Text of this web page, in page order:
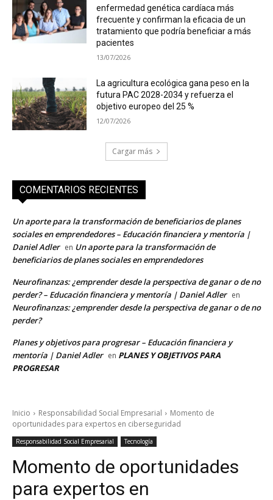
enfermedad genética cardíaca más
frecuente y confirman la eficacia de un
tratamiento que podría beneficiar a más
pacientes
13/07/2026
La agricultura ecológica gana peso en la
futura PAC 2028-2034 y refuerza el
objetivo europeo del 25 %
12/07/2026
Cargar más
COMENTARIOS RECIENTES
Un aporte para la transformación de beneficiarios de planes
sociales en emprendedores – Educación financiera y mentoría |
Daniel Adler en Un aporte para la transformación de
beneficiarios de planes sociales en emprendedores
Neurofinanzas: ¿emprender desde la perspectiva de ganar o de no
perder? – Educación financiera y mentoría | Daniel Adler en
Neurofinanzas: ¿emprender desde la perspectiva de ganar o de no
perder?
Planes y objetivos para progresar – Educación financiera y
mentoría | Daniel Adler en PLANES Y OBJETIVOS PARA
PROGRESAR